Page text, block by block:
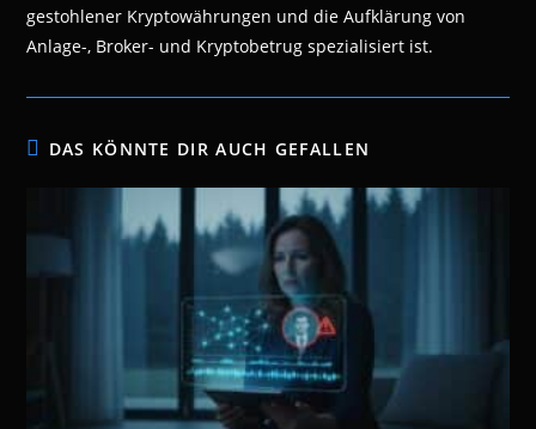
gestohlener Kryptowährungen und die Aufklärung von
Anlage-, Broker- und Kryptobetrug spezialisiert ist.
DAS KÖNNTE DIR AUCH GEFALLEN